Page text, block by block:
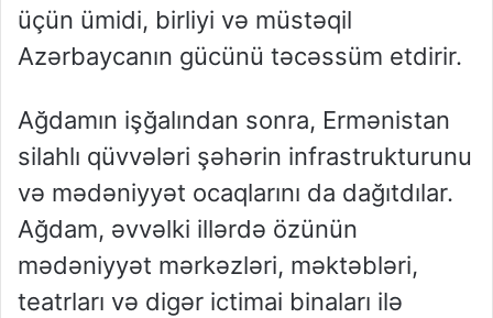
üçün ümidi, birliyi və müstəqil
Azərbaycanın gücünü təcəssüm etdirir.
Ağdamın işğalından sonra, Ermənistan
silahlı qüvvələri şəhərin infrastrukturunu
və mədəniyyət ocaqlarını da dağıtdılar.
Ağdam, əvvəlki illərdə özünün
mədəniyyət mərkəzləri, məktəbləri,
teatrları və digər ictimai binaları ilə